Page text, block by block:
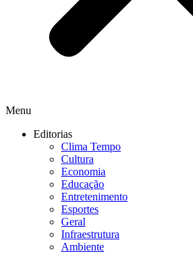
Menu
Editorias
Clima Tempo
Cultura
Economia
Educação
Entretenimento
Esportes
Geral
Infraestrutura
Ambiente